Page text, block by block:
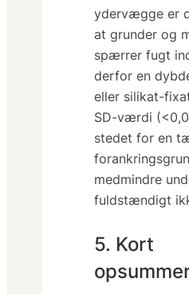
ydervægge er
at grunder og
spærrer fugt
derfor en
eller silikat-
SD-værdi
stedet for en
medmindre
fuldstændigt
5. Kort